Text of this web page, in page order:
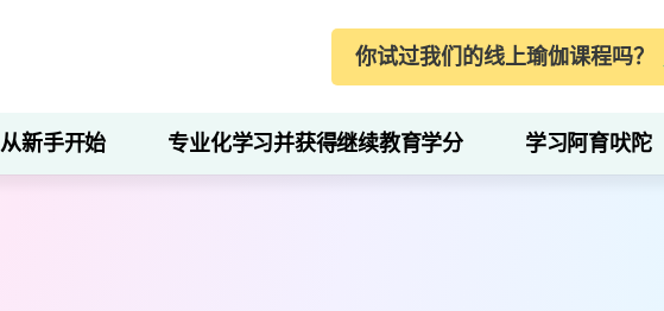
你试过我们的线上瑜伽课程吗？
从新手开始 专业化学习并获得继续教育学分 学习阿育吠陀